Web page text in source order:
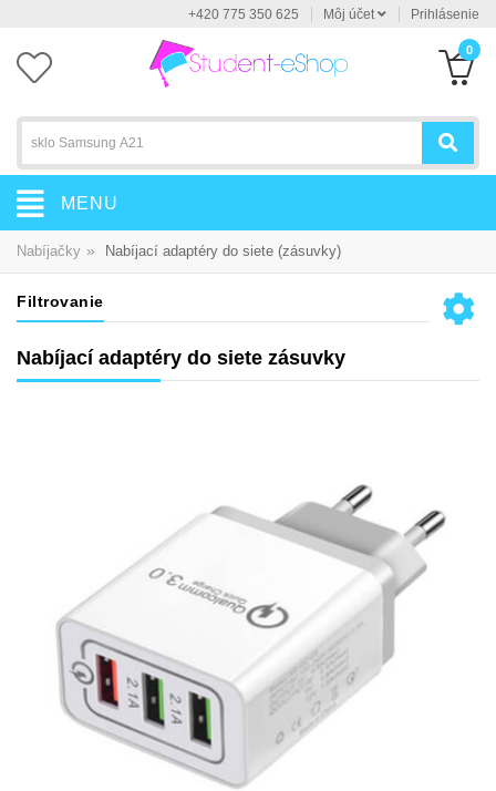
+420 775 350 625 Môj účet Prihlásenie
0
MENU
Nabíjačky » Nabíjací adaptéry do siete (zásuvky)
Filtrovanie
Nabíjací adaptéry do siete zásuvky